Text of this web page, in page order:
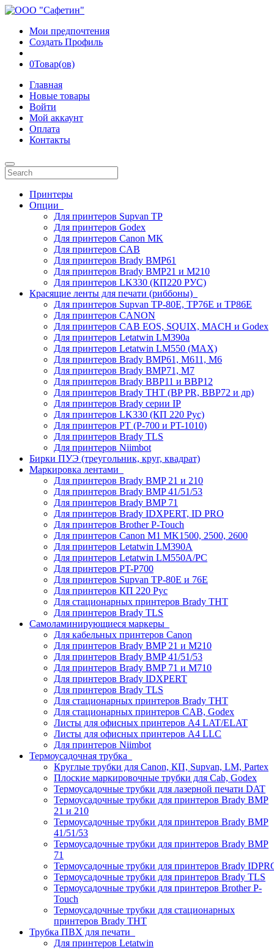
Мои предпочтения
Создать Профиль
0Товар(ов)
Главная
Новые товары
Войти
Мой аккаунт
Оплата
Контакты
Принтеры
Опции
Для принтеров Supvan TP
Для принтеров Godex
Для принтеров Canon MK
Для принтеров CAB
Для принтеров Brady BMP61
Для принтеров Brady BMP21 и M210
Для принтеров LK330 (КП220 РУС)
Красящие ленты для печати (риббоны)
Для принтеров Supvan TP-80E, TP76E и TP86E
Для принтеров CANON
Для принтеров CAB EOS, SQUIX, MACH и Godex
Для принтеров Letatwin LM390a
Для принтеров Letatwin LM550 (MAX)
Для принтеров Brady BMP61, M611, M6
Для принтеров Brady BMP71, M7
Для принтеров Brady BBP11 и BBP12
Для принтеров Brady THT (BP PR, BBP72 и др)
Для принтеров Brady серии IP
Для принтеров LK330 (КП 220 Рус)
Для принтеров PT (P-700 и PT-1010)
Для принтеров Brady TLS
Для принтеров Niimbot
Бирки ПУЭ (треугольник, круг, квадрат)
Маркировка лентами
Для принтеров Brady BMP 21 и 210
Для принтеров Brady BMP 41/51/53
Для принтеров Brady BMP 71
Для принтеров Brady IDXPERT, ID PRO
Для принтеров Brother P-Touch
Для принтеров Canon M1 MK1500, 2500, 2600
Для принтеров Letatwin LM390A
Для принтеров Letatwin LM550A/PC
Для принтеров PT-P700
Для принтеров Supvan TP-80E и 76E
Для принтеров КП 220 Рус
Для стационарных принтеров Brady THT
Для принтеров Brady TLS
Самоламинирующиеся маркеры
Для кабельных принтеров Canon
Для принтеров Brady BMP 21 и M210
Для принтеров Brady BMP 41/51/53
Для принтеров Brady BMP 71 и M710
Для принтеров Brady IDXPERT
Для принтеров Brady TLS
Для стационарных принтеров Brady THT
Для стационарных принтеров CAB, Godex
Листы для офисных принтеров А4 LAT/ELAT
Листы для офисных принтеров А4 LLC
Для принтеров Niimbot
Термоусадочная трубка
Круглые трубки для Canon, КП, Supvan, LM, Partex
Плоские маркировочные трубки для Cab, Godex
Термоусадочные трубки для лазерной печати DAT
Термоусадочные трубки для принтеров Brady BMP
21 и 210
Термоусадочные трубки для принтеров Brady BMP
41/51/53
Термоусадочные трубки для принтеров Brady BMP
71
Термоусадочные трубки для принтеров Brady
Термоусадочные трубки для принтеров Brady TLS
Термоусадочные трубки для принтеров Brother P-
Touch
Термоусадочные трубки для стационарных
принтеров Brady THT
Трубка ПВХ для печати
Для принтеров Letatwin